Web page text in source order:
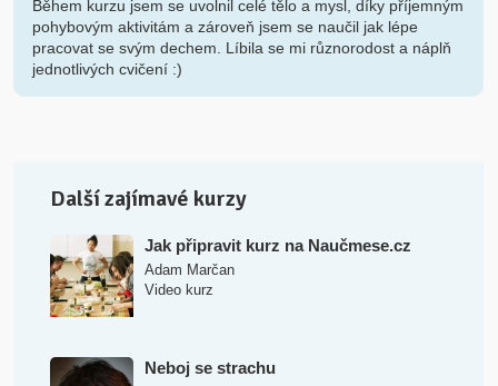
Během kurzu jsem se uvolnil celé tělo a mysl, díky příjemným
pohybovým aktivitám a zároveň jsem se naučil jak lépe
pracovat se svým dechem. Líbila se mi různorodost a náplň
jednotlivých cvičení :)
Další zajímavé kurzy
Jak připravit kurz na Naučmese.cz
Adam Marčan
Video kurz
Neboj se strachu